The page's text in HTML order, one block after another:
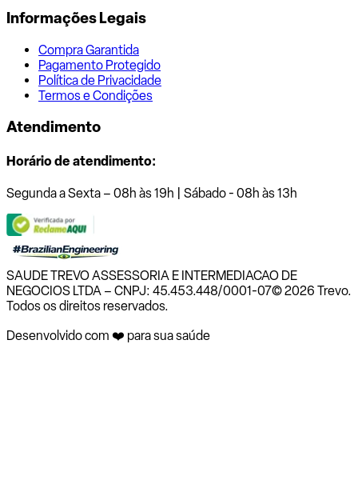
Informações Legais
Compra Garantida
Pagamento Protegido
Política de Privacidade
Termos e Condições
Atendimento
Horário de atendimento:
Segunda a Sexta – 08h às 19h | Sábado - 08h às 13h
SAUDE TREVO ASSESSORIA E INTERMEDIACAO DE
NEGOCIOS LTDA – CNPJ: 45.453.448/0001-07© 2026 Trevo.
Todos os direitos reservados.
Desenvolvido com ❤️ para sua saúde